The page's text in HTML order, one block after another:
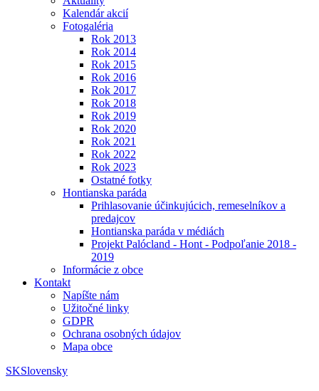
Kalendár akcií
Fotogaléria
Rok 2013
Rok 2014
Rok 2015
Rok 2016
Rok 2017
Rok 2018
Rok 2019
Rok 2020
Rok 2021
Rok 2022
Rok 2023
Ostatné fotky
Hontianska paráda
Prihlasovanie účinkujúcich, remeselníkov a
predajcov
Hontianska paráda v médiách
Projekt Palócland - Hont - Podpoľanie 2018 -
2019
Informácie z obce
Kontakt
Napíšte nám
Užitočné linky
GDPR
Ochrana osobných údajov
Mapa obce
SKSlovensky